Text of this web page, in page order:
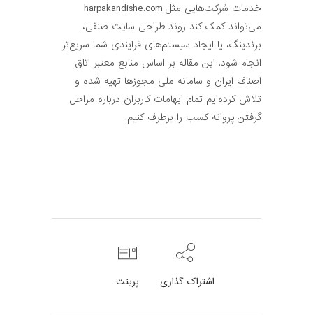
خدمات شرکت‌هایی مثل harpakandishe.com
می‌تواند کمک کند روند طراحی سایت صنفی،
برندینگ، یا ایجاد سیستم‌های فرایندی شما سریع‌تر
انجام شود. این مقاله بر اساس منابع معتبر اتاق
اصناف ایران و سامانه ملی مجوزها تهیه شده و
تلاش کرده‌ایم تمام ابهامات کاربران درباره مراحل
گرفتن پروانه کسب را برطرف کنیم.
اشتراک گذاری پرینت